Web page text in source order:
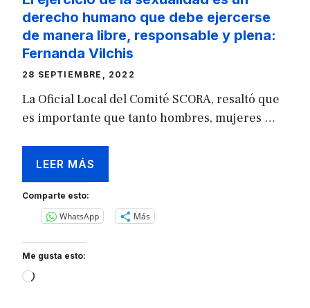
derecho humano que debe ejercerse
de manera libre, responsable y plena:
Fernanda Vilchis
28 SEPTIEMBRE, 2022
La Oficial Local del Comité SCORA, resaltó que
es importante que tanto hombres, mujeres …
LEER MÁS
Comparte esto:
WhatsApp Más
Me gusta esto:
Loading…